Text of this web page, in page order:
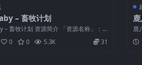
– 畜牧计划
– 畜牧计划 资源简介 「资源名称」：
– 畜牧计...
0 0 5.3K 31
鹿